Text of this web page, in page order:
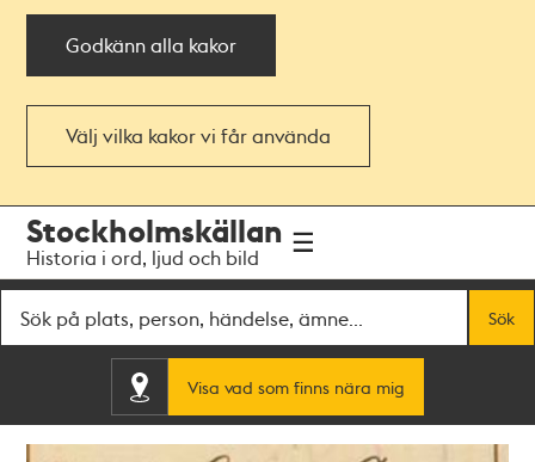
Godkänn alla kakor
Välj vilka kakor vi får använda
navigationen
huvudinnehållet
Stockholmskällan
Historia i ord, ljud och bild
Sök
Visa vad som finns nära mig